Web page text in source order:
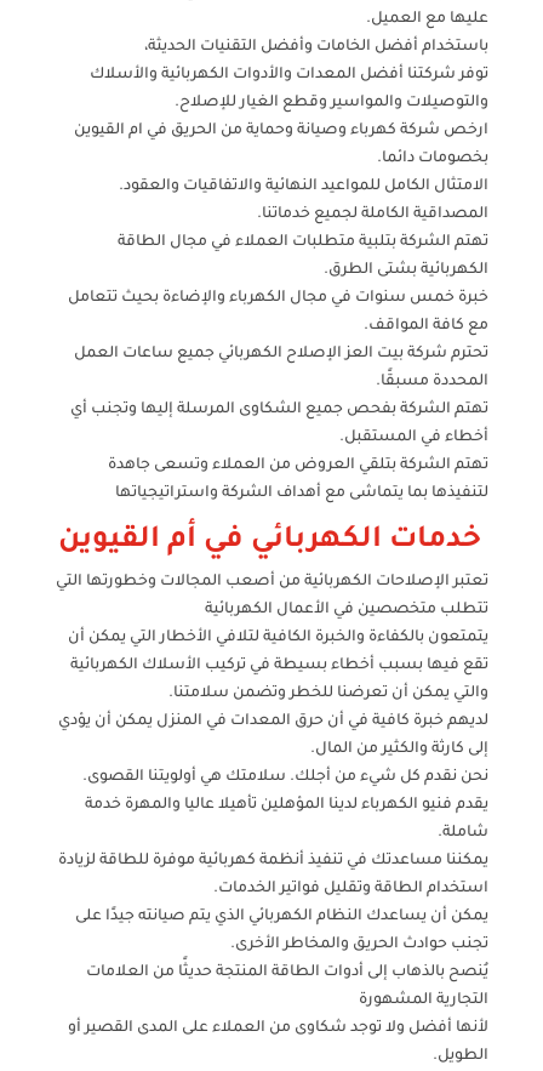
عليها مع العميل.
باستخدام أفضل الخامات وأفضل التقنيات الحديثة،
توفر شركتنا أفضل المعدات والأدوات الكهربائية والأسلاك
والتوصيلات والمواسير وقطع الغيار للإصلاح.
ارخص شركة كهرباء وصيانة وحماية من الحريق في ام القيوين
بخصومات دائما.
الامتثال الكامل للمواعيد النهائية والاتفاقيات والعقود.
المصداقية الكاملة لجميع خدماتنا.
تهتم الشركة بتلبية متطلبات العملاء في مجال الطاقة
الكهربائية بشتى الطرق.
خبرة خمس سنوات في مجال الكهرباء والإضاءة بحيث تتعامل
مع كافة المواقف.
تحترم شركة بيت العز الإصلاح الكهربائي جميع ساعات العمل
المحددة مسبقًا.
تهتم الشركة بفحص جميع الشكاوى المرسلة إليها وتجنب أي
أخطاء في المستقبل.
تهتم الشركة بتلقي العروض من العملاء وتسعى جاهدة
لتنفيذها بما يتماشى مع أهداف الشركة واستراتيجياتها
خدمات الكهربائي في أم القيوين
تعتبر الإصلاحات الكهربائية من أصعب المجالات وخطورتها التي
تتطلب متخصصين في الأعمال الكهربائية
يتمتعون بالكفاءة والخبرة الكافية لتلافي الأخطار التي يمكن أن
تقع فيها بسبب أخطاء بسيطة في تركيب الأسلاك الكهربائية
والتي يمكن أن تعرضنا للخطر وتضمن سلامتنا.
لديهم خبرة كافية في أن حرق المعدات في المنزل يمكن أن يؤدي
إلى كارثة والكثير من المال.
نحن نقدم كل شيء من أجلك. سلامتك هي أولويتنا القصوى.
يقدم فنيو الكهرباء لدينا المؤهلين تأهيلا عاليا والمهرة خدمة
شاملة.
يمكننا مساعدتك في تنفيذ أنظمة كهربائية موفرة للطاقة لزيادة
استخدام الطاقة وتقليل فواتير الخدمات.
يمكن أن يساعدك النظام الكهربائي الذي يتم صيانته جيدًا على
تجنب حوادث الحريق والمخاطر الأخرى.
يُنصح بالذهاب إلى أدوات الطاقة المنتجة حديثًا من العلامات
التجارية المشهورة
لأنها أفضل ولا توجد شكاوى من العملاء على المدى القصير أو
الطويل.